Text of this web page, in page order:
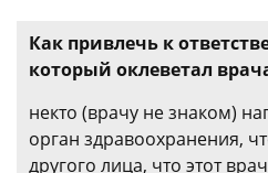
Как привлечь к
который оклеветал
некто (врачу не знаком)
орган здравоохранения,
другого лица, что этот